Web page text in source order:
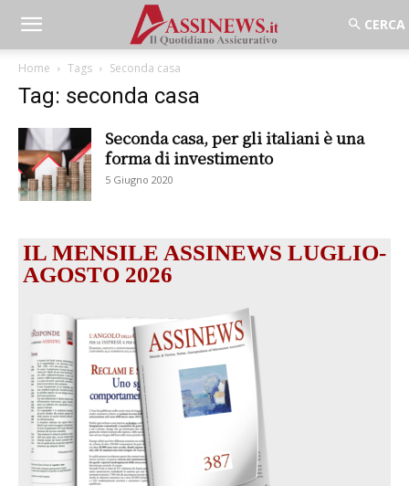
Home Tags Seconda casa
Tag: seconda casa
Seconda casa, per gli italiani è una
forma di investimento
5 Giugno 2020
IL MENSILE ASSINEWS LUGLIO-
AGOSTO 2026